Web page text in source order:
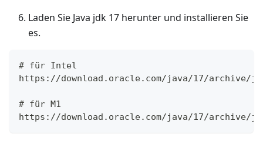
Laden Sie Java jdk 17 herunter und installieren Sie
es.
# für Intel
https://download.oracle.com/java/17/archive/
# für M1
https://download.oracle.com/java/17/archive/